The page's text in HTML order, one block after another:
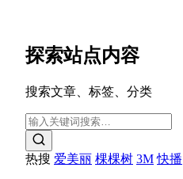
探索站点内容
搜索文章、标签、分类
热搜 爱美丽 棵棵树 3M 快播